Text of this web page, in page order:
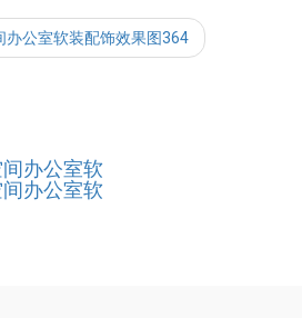
办公室软装配饰效果图364
办公室软
办公室软